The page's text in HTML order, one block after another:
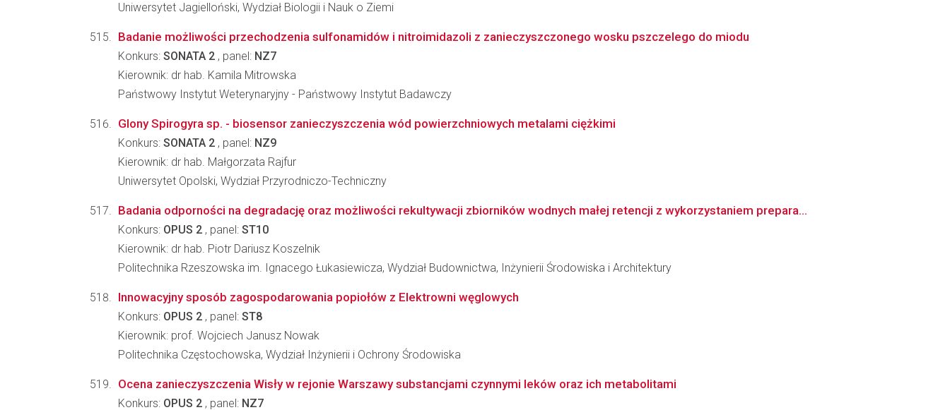
Uniwersytet Jagielloński, Wydział Biologii i Nauk o Ziemi
Badanie możliwości przechodzenia sulfonamidów i nitroimidazoli z zanieczyszczonego wosku pszczelego do miodu
Konkurs: SONATA 2 , panel: NZ7
Kierownik: dr hab. Kamila Mitrowska
Państwowy Instytut Weterynaryjny - Państwowy Instytut Badawczy
Glony Spirogyra sp. - biosensor zanieczyszczenia wód powierzchniowych metalami ciężkimi
Konkurs: SONATA 2 , panel: NZ9
Kierownik: dr hab. Małgorzata Rajfur
Uniwersytet Opolski, Wydział Przyrodniczo-Techniczny
Badania odporności na degradację oraz możliwości rekultywacji zbiorników wodnych małej retencji z wykorzystaniem prepara...
Konkurs: OPUS 2 , panel: ST10
Kierownik: dr hab. Piotr Dariusz Koszelnik
Politechnika Rzeszowska im. Ignacego Łukasiewicza, Wydział Budownictwa, Inżynierii Środowiska i Architektury
Innowacyjny sposób zagospodarowania popiołów z Elektrowni węglowych
Konkurs: OPUS 2 , panel: ST8
Kierownik: prof. Wojciech Janusz Nowak
Politechnika Częstochowska, Wydział Inżynierii i Ochrony Środowiska
Ocena zanieczyszczenia Wisły w rejonie Warszawy substancjami czynnymi leków oraz ich metabolitami
Konkurs: OPUS 2 , panel: NZ7